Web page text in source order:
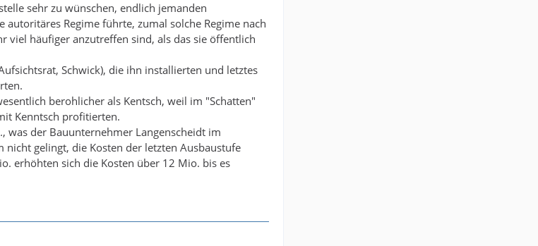
sehr zu wünschen, endlich jemanden
Regime führte, zumal solche Regime nach
viel häufiger anzutreffen sind, als das sie öffentlich
Schwick), die ihn installierten und letztes
berohlicher als Kentsch, weil im "Schatten"
Kenntsch profitierten.
was der Bauunternehmer Langenscheidt im
nicht gelingt, die Kosten der letzten Ausbaustufe
erhöhten sich die Kosten über 12 Mio. bis es